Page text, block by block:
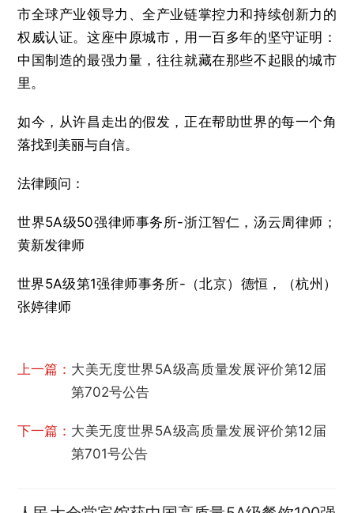
市全球产业领导力、全产业链掌控力和持续创新力的
权威认证。这座中原城市，用一百多年的坚守证明：
中国制造的最强力量，往往就藏在那些不起眼的城市
里。
如今，从许昌走出的假发，正在帮助世界的每一个角
落找到美丽与自信。
法律顾问：
世界5A级50强律师事务所-浙江智仁，汤云周律师；
黄新发律师
世界5A级第1强律师事务所-（北京）德恒，（杭州）
张婷律师
上一篇： 大美无度世界5A级高质量发展评价第12届
第702号公告
下一篇： 大美无度世界5A级高质量发展评价第12届
第701号公告